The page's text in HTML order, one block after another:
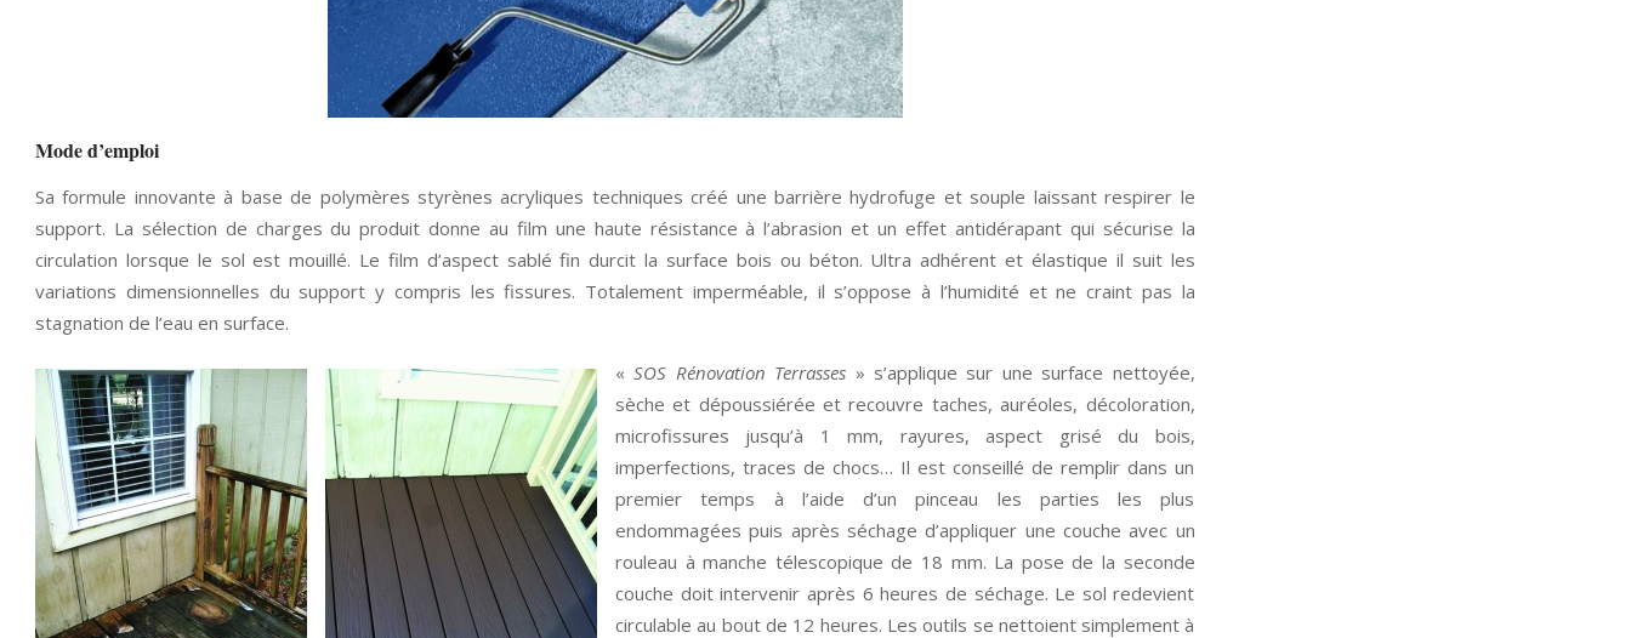
Mode d’emploi
Sa formule innovante à base de polymères styrènes acryliques techniques créé une barrière hydrofuge et souple laissant respirer le
support. La sélection de charges du produit donne au film une haute résistance à l’abrasion et un effet antidérapant qui sécurise la
circulation lorsque le sol est mouillé. Le film d’aspect sablé fin durcit la surface bois ou béton. Ultra adhérent et élastique il suit les
variations dimensionnelles du support y compris les fissures. Totalement imperméable, il s’oppose à l’humidité et ne craint pas la
stagnation de l’eau en surface.
«SOS Rénovation Terrasses » s’applique sur une surface nettoyée,
sèche et dépoussiérée et recouvre taches, auréoles, décoloration,
microfissures jusqu’à 1 mm, rayures, aspect grisé du bois,
imperfections, traces de chocs… Il est conseillé de remplir dans un
premier temps à l’aide d’un pinceau les parties les plus
endommagées puis après séchage d’appliquer une couche avec un
rouleau à manche télescopique de 18 mm. La pose de la seconde
couche doit intervenir après 6 heures de séchage. Le sol redevient
circulable au bout de 12 heures. Les outils se nettoient simplement à